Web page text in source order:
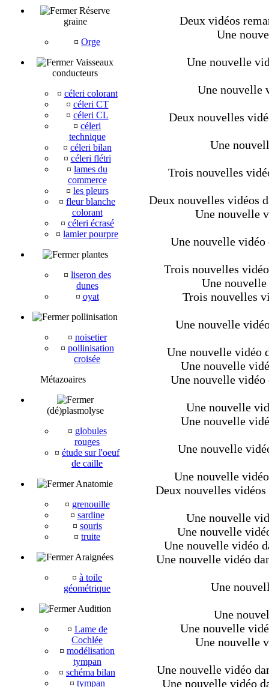
Réserve
graine
¤ Orge
Vaisseaux
conducteurs
¤ céleri colorant
¤ céleri CT
¤ céleri CL
¤ céleri
technique
¤ céleri bilan
¤ céleri flétri
¤ lames du
commerce
¤ les pleurs
¤ fleur blanche
colorant
¤ céleri écrasé
¤ lamier pourpre
plantes
¤ liseron des
dunes
¤ oyat
pollinisation
¤ noisetier
¤ pollinisation
croisée
Métazoaires
(dé)plasmolyse
¤ globules
rouges
¤ étude sur l'oeuf
de caille
Anatomie
¤ grenouille
¤ sardine
¤ souris
¤ truite
Araignées
¤ à toile
géométrique
Audition
¤ Lame de
Cochlée
¤ modélisation
tympan
¤ schéma bilan
¤ tympan
Deux vidéos
Une
Une nouvelle
Une nouvelle
Deux nouvelles
Une
Trois nouvelles
Deux nouvelles vidéos
Une nouvelle
Une nouvelle vidéo
Trois nouvelles
Une
Trois nouvelles
Une nouvelle
Une nouvelle vidéo
Une nouvelle
Une nouvelle
Une nouvelle
Une nouvelle
Une nouvelle
Une nouvelle
Deux nouvelles
Une nouvelle
Une nouvelle
Une nouvelle vidéo
Une nouvelle vidéo
Une
Une
Une nouvelle
Une nouvelle
Une nouvelle vidéo
Une nouvelle vidéo